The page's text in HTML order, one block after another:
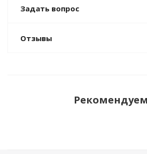
Задать вопрос
Отзывы
Рекомендуем